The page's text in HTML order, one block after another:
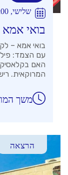
שלישי, 11:00
בואי אמא
בואי אמא –
עם הצמד:
האם
המרוקאית.
משך המופע:
הרצאה